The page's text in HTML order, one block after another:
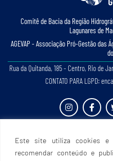
Este site utiliza cookies e
recomendar conteúdo e
Comitê de Bacia da Região
Lagunares de
AGEVAP - Associação Pró-Gestão das
Rua da Quitanda, 185 - Centro, Rio de
CONTATO PARA LGPD: